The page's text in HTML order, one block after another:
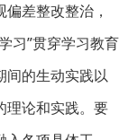
差整改整治，
习”贯穿学习教育
间的生动实践以
理论和实践。要